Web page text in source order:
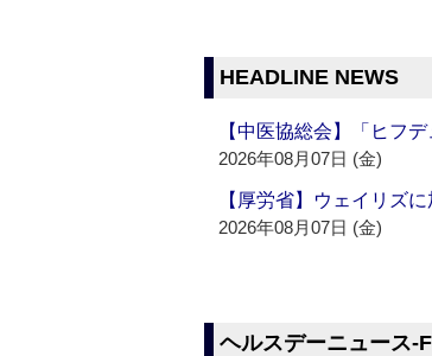
HEADLINE NEWS
【中医協総会】「ヒフ
2026年08月07日 (金)
【厚労省】ウェイリズ
2026年08月07日 (金)
ヘルスデーニュース